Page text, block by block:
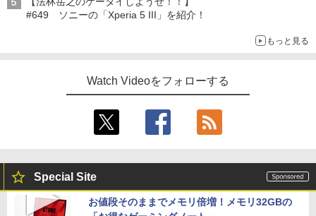
#649 ソニーの「Xperia 5 III」を紹介！
もっと見る
Watch Videoをフォローする
Special Site
お値段そのままでメモリ倍増！メモリ32GBの